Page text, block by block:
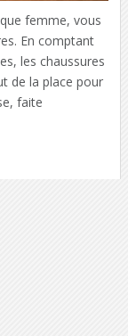
femme, vous
En comptant
les chaussures
de la place pour
faite